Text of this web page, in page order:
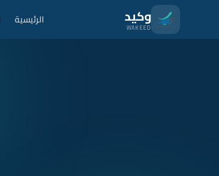
انتقل للمحتوى الرئيسيوكيد
WAKEED الرئيسية